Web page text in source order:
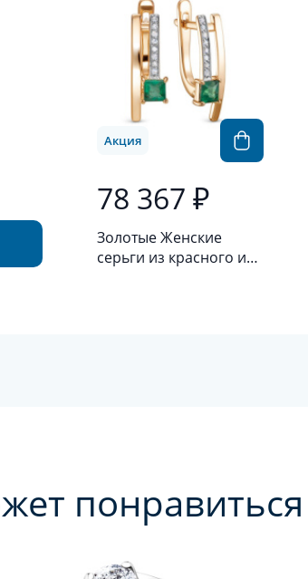
78 367 ₽
Золотые Женские
серьги из красного и
Акция
понравиться